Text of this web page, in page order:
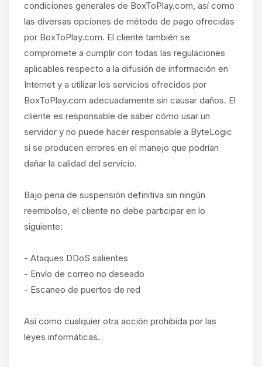
condiciones generales de BoxToPlay.com, así como
las diversas opciones de método de pago ofrecidas
por BoxToPlay.com. El cliente también se
compromete a cumplir con todas las regulaciones
aplicables respecto a la difusión de información en
Internet y a utilizar los servicios ofrecidos por
BoxToPlay.com adecuadamente sin causar daños. El
cliente es responsable de saber cómo usar un
servidor y no puede hacer responsable a ByteLogic
si se producen errores en el manejo que podrían
dañar la calidad del servicio.
Bajo pena de suspensión definitiva sin ningún
reembolso, el cliente no debe participar en lo
siguiente:
- Ataques DDoS salientes
- Envío de correo no deseado
- Escaneo de puertos de red
Así como cualquier otra acción prohibida por las
leyes informáticas.